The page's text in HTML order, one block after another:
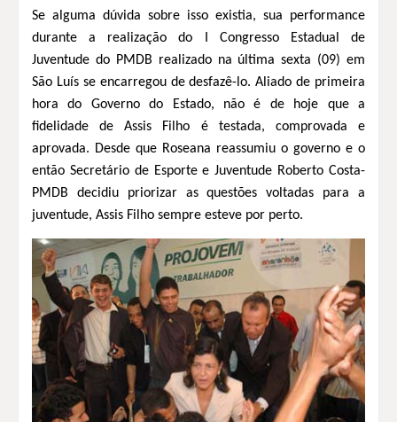
Se alguma dúvida sobre isso existia, sua performance
durante a realização do I Congresso Estadual de
Juventude do PMDB realizado na última sexta (09) em
São Luís se encarregou de desfazê-lo. Aliado de primeira
hora do Governo do Estado, não é de hoje que a
fidelidade de Assis Filho é testada, comprovada e
aprovada. Desde que Roseana reassumiu o governo e o
então Secretário de Esporte e Juventude Roberto Costa-
PMDB decidiu priorizar as questões voltadas para a
juventude, Assis Filho sempre esteve por perto.